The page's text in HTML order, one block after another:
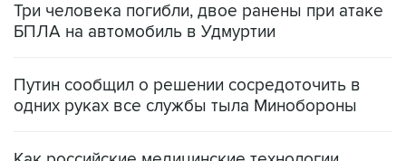
Три человека погибли, двое ранены при атаке
БПЛА на автомобиль в Удмуртии
Путин сообщил о решении сосредоточить в
одних руках все службы тыла Минобороны